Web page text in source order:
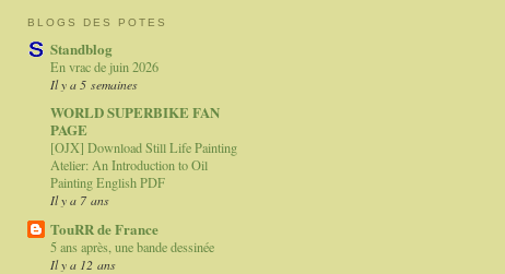
BLOGS DES POTES
Standblog
En vrac de juin 2026
Il y a 5 semaines
WORLD SUPERBIKE FAN
PAGE
[OJX] Download Still Life Painting
Atelier: An Introduction to Oil
Painting English PDF
Il y a 7 ans
TouRR de France
5 ans après, une bande dessinée
Il y a 12 ans